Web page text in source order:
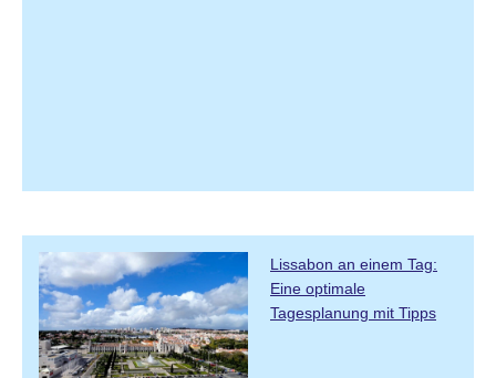
Lissabon an einem Tag:
Eine optimale
Tagesplanung mit Tipps